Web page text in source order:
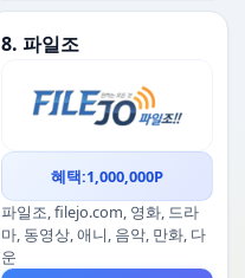
8. 파일조
혜택:1,000,000P
파일조, filejo.com, 영화, 드라
마, 동영상, 애니, 음악, 만화, 다
운